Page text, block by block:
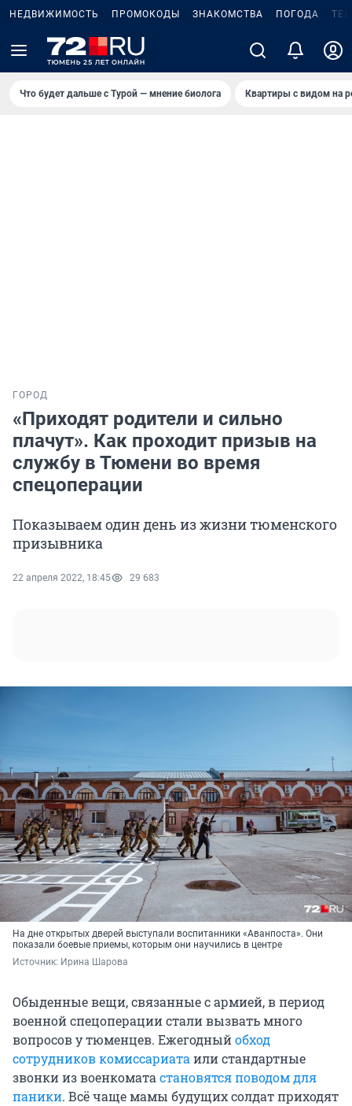
НЕДВИЖИМОСТЬ ПРОМОКОДЫ ЗНАКОМСТВА ПОГОДА
Что будет дальше с Турой — мнение биолога Квартиры с видом на
ГОРОД
«Приходят родители и сильно
плачут». Как проходит призыв на
службу в Тюмени во время
спецоперации
Показываем один день из жизни тюменского
призывника
22 апреля 2022, 18:45 29 683
На дне открытых дверей выступали воспитанники «Аванпоста». Они
показали боевые приемы, которым они научились в центре
Источник: Ирина Шарова
Обыденные вещи, связанные с армией, в период
военной спецоперации стали вызвать много
вопросов у тюменцев. Ежегодныйобход
сотрудников комиссариатаили стандартные
звонки из военкоматастановятся поводом для
паники. Всё чаще мамы будущих солдат приходят